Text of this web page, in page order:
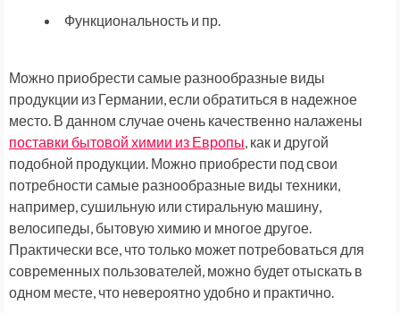
Функциональность и пр.
Можно приобрести самые разнообразные виды
продукции из Германии, если обратиться в надежное
место. В данном случае очень качественно налажены
поставки бытовой химии из Европы, как и другой
подобной продукции. Можно приобрести под свои
потребности самые разнообразные виды техники,
например, сушильную или стиральную машину,
велосипеды, бытовую химию и многое другое.
Практически все, что только может потребоваться для
современных пользователей, можно будет отыскать в
одном месте, что невероятно удобно и практично.